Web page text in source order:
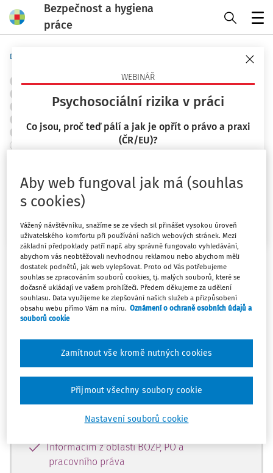
Bezpečnost a hygiena
práce
WEBINÁŘ
Psychosociální rizika v práci
Co jsou, proč teď pálí a jak je opřít o právo a praxi
(ČR/EU)?
Mgr. Lucie Kyselová
Domů
OBJEKTY A PRACOVIŠTĚ
POŽÁRNÍ OCHRANA A PROTIVÝBUCHOVÁ PREVENCE
ZNAČKY A ZNAČENÍ
TLAKOVÁ A PLYNOVÁ ZAŘÍZENÍ
CHEMICKÉ LÁTKY
OCHRANA ZDRAVÍ
ŘÍZENÍ RIZIK
Krajský soud v Hradci Králové - pobočka Pardubice
Vydáno:23. 3. 2022
Související dokumenty (1)
Máte předplatné? Přihlaste se
Tento dokument je jen pro
Zaregistrujte se a získejte přístup k
obsahu na 14 dní zdarma
Díky registraci získáte přístup k:
Informacím z oblasti BOZP, PO a
pracovního práva
Aby web fungoval jak má (souhlas
s cookies)
Vážený návštěvníku, snažíme se ze všech sil přinášet vysokou úroveň
uživatelského komfortu při používání našich webových stránek. Mezi
základní předpoklady patří např. aby správně fungovalo vyhledávání,
abychom vás neobtěžovali nevhodnou reklamou nebo abychom měli
dostatek podnětů, jak web vylepšovat. Proto od Vás potřebujeme
souhlas se zpracováním souborů cookies, tj. malých souborů, které se
dočasně ukládají ve vašem prohlížeči. Předem děkujeme za udělení
souhlasu. Data využijeme ke zlepšování našich služeb a přizpůsobení
obsahu webu přímo Vám na míru. Oznámení o ochraně osobních údajů a
souborů cookie
Nastavení souborů cookie
Zamítnout vše kromě nutných cookies
Přijmout všechny soubory cookie